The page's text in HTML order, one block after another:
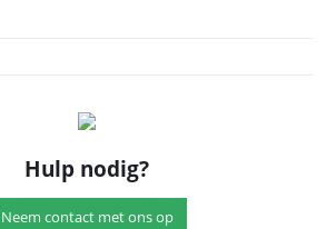
Hulp nodig?
Neem contact met ons op